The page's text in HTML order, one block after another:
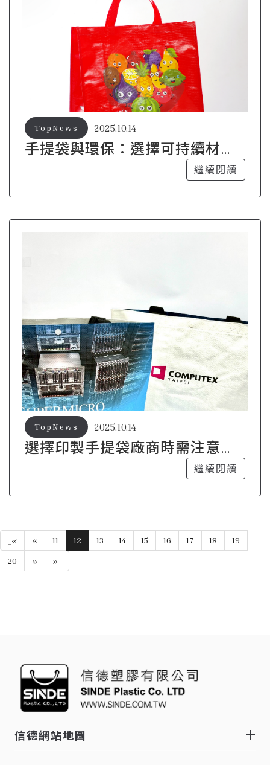
手提袋與環保：選擇可持續材質
2025.10.14
TopNews
繼續閱讀
選擇印製手提袋廠商時需注意的5
2025.10.14
TopNews
繼續閱讀
_« « 11 12 13 14 15 16 17 18
19
20
» »_
信德網站地圖